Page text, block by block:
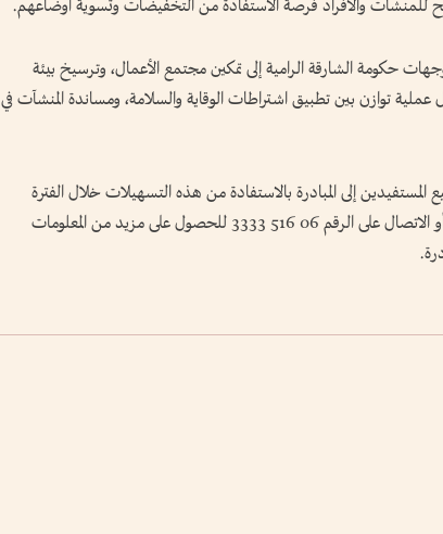
حكومة الشارقة الرامية إلى تمكين مجتمع الأعمال، وترسيخ بيئة
عملية توازن بين تطبيق اشتراطات الوقاية والسلامة، ومساندة المنشآت في
إلى المبادرة بالاستفادة من هذه التسهيلات خلال الفترة
المحددة، والتواصل عبر قنواتها الرسمية أو الاتصال على الرقم 06 516 3333 للحصول على مزيد من المعلومات